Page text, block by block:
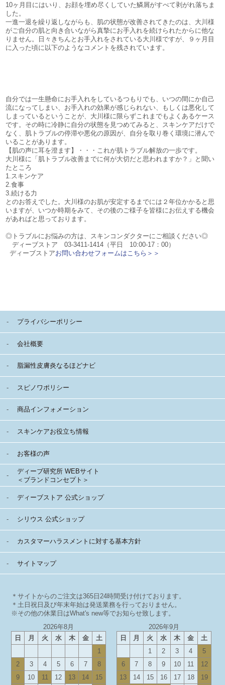
10ヶ月目にはいり、お顔を埋め尽くしていた鱗屑がすべて剥がれ落ちま
した。
一進一退を繰り返しながらも、肌の状態が改善されてきたのは、大川様
がご自分の肌と向き合いながら真摯にお手入れを続けられたからに他な
りません。日々きちんとお手入れをされている大川様ですが、９ヶ月目
に入った頃に以下のようなコメントを残されています。
自分では一生懸命にお手入れをしているつもりでも、いつの間にか自己
流になってしまい、お手入れの効果が感じられない、もしくは悪化して
しまっているということが、大川様に限らずこれまでもよくあるケース
です。その時に冷静に自分の状態を見つめてみると、スキンケアだけで
なく、肌トラブルの停滞や悪化の原因が、自分を取り巻く環境に潜んで
いることがあります。
【肌の声に耳を澄ます】・・・これが肌トラブル解放の一歩です。
大川様に「肌トラブル改善までに何が大切だと思われますか？」と聞い
たところ
1.スキンケア
2.食事
3.続ける力
とのお答えでした。大川様のお肌が安定するまでには２年位かかると思
いますが、いつか時期をみて、その後のご様子を皆様にお伝えする機会
があればと思っております。
◎トラブルにお悩みの方は、スキンコンダクターにご相談ください◎
ディーブストア 03-3411-1414（平日 10:00-17：00）
ディーブストアお問い合わせフォームはこちら＞＞
プライバシーポリシー
会社概要
脂漏性皮膚炎なるほどナビ
スピノワポリシー
商品インフォメーション
スキンケアお役立ち情報
お客様の声
ディーブ研究所 WEBサイト
＜ブランドコンセプト＞
ディーブストア 公式ショップ
シリウス 公式ショップ
カスタマーハラスメントに対する基本方針
サイトマップ
＊サイトからのご注文は365日24時間受け付けております。
＊土日祝日及び年末年始は発送業務を行っておりません。
※その他の休業日はWhat's new等でお知らせ致します。
2026年8月
日
月 火 水 木 金
土
1
2
3 4 5 6 7
8
9
10 11 12 13 14 15
2026年9月
日
月 火 水 木 金
土
1
2 3 4
5
6
7 8 9 10 11
12
13
14 15 16 17 18 19